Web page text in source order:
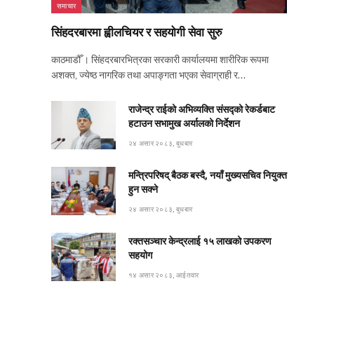
समाचार
सिंहदरबारमा ह्वीलचियर र सहयोगी सेवा सुरु
काठमाडौँ । सिंहदरबारभित्रका सरकारी कार्यालयमा शारीरिक रूपमा
अशक्त, ज्येष्ठ नागरिक तथा अपाङ्गता भएका सेवाग्राही र…
राजेन्द्र राईको अभिव्यक्ति संसद्को रेकर्डबाट
हटाउन सभामुख अर्यालको निर्देशन
२४ असार २०८३, बुधबार
मन्त्रिपरिषद् बैठक बस्दै, नयाँ मुख्यसचिव नियुक्त
हुन सक्ने
२४ असार २०८३, बुधबार
रक्तसञ्चार केन्द्रलाई १५ लाखको उपकरण
सहयोग
१४ असार २०८३, आईतवार